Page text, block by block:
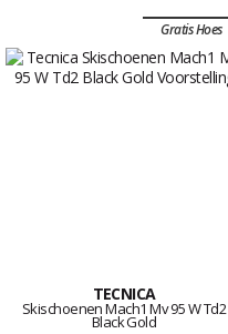
Gratis Hoes
TECNICA
Skischoenen Mach1 Mv 95 W Td2
Black Gold